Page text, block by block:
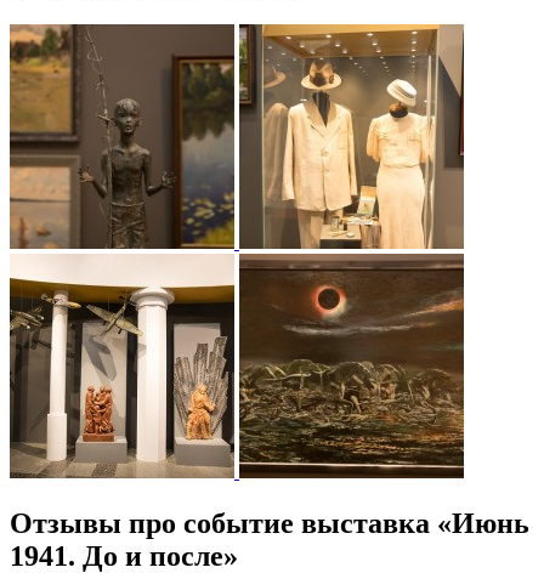
Отзывы про событие выставка «Июнь
1941. До и после»